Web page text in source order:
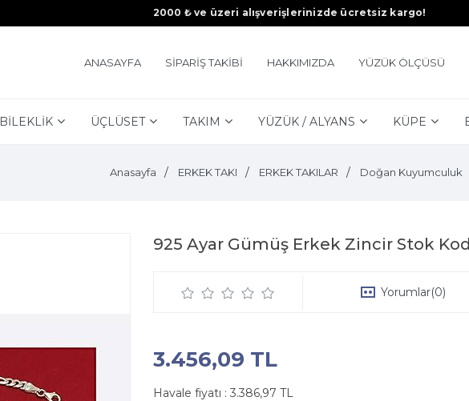
2000 ₺ ve üzeri alışverişlerinizde ücretsiz kargo!
ANASAYFA SİPARİŞ TAKİBİ HAKKIMIZDA YÜZÜK ÖLÇÜSÜ
BİLEKLİK ÜÇLÜSET TAKIM YÜZÜK / ALYANS KÜPE
Anasayfa ERKEK TAKI ERKEK TAKILAR Doğan Kuyumculuk
925 Ayar Gümüş Erkek Zincir Stok
Yorumlar(0)
3.456,09 TL
Havale fiyatı : 3.386,97 TL